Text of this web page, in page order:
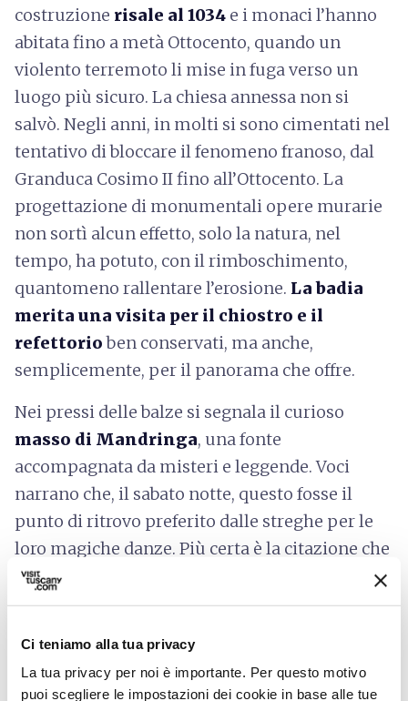
Ci teniamo alla tua privacy
La tua privacy per noi è importante. Per questo motivo
puoi scegliere le impostazioni dei cookie in base alle tue
costruzione risale al 1034 e i monaci l’hanno
abitata fino a metà Ottocento, quando un
violento terremoto li mise in fuga verso un
luogo più sicuro. La chiesa annessa non si
salvò. Negli anni, in molti si sono cimentati nel
tentativo di bloccare il fenomeno franoso, dal
Granduca Cosimo II fino all’Ottocento. La
progettazione di monumentali opere murarie
non sortì alcun effetto, solo la natura, nel
tempo, ha potuto, con il rimboschimento,
quantomeno rallentare l’erosione. La badia
merita una visita per il chiostro e il
refettorioben conservati, ma anche,
semplicemente, per il panorama che offre.
Nei pressi delle balze si segnala il curioso
masso di Mandringa, una fonte
accompagnata da misteri e leggende. Voci
narrano che, il sabato notte, questo fosse il
punto di ritrovo preferito dalle streghe per le
loro magiche danze. Più certa è la citazione che
fa Gabriele D’Annunzio di questo luogo, di cui
spiega l’importanza come sorgente che